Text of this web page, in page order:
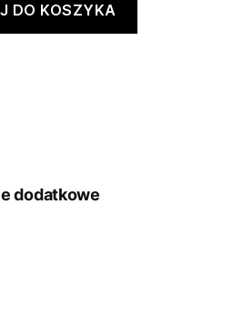
DO KOSZYKA
dodatkowe